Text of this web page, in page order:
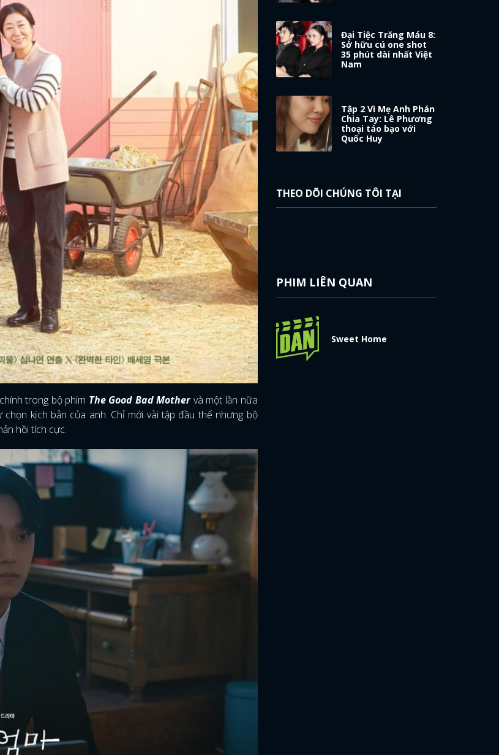
ĐĂNG NHẬP
FACEBOOK GOOGLE
trong bộ phim The Good Bad Mothervà một lần nữa
kịch bản của anh. Chỉ mới vài tập đầu thế nhưng bộ
hồi tích cực.
Đại Tiệc Trăng Máu 8:
Sở hữu cú one shot
35 phút dài nhất Việt
Nam
Tập 2 Vì Mẹ Anh Phán
Chia Tay: Lê Phương
thoại táo bạo với
Quốc Huy
THEO DÕI CHÚNG TÔI TẠI
PHIM LIÊN QUAN
Sweet Home